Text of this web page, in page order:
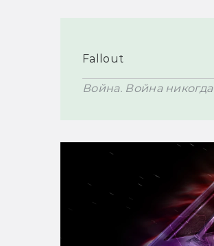
Fallout
Война. Война никогда